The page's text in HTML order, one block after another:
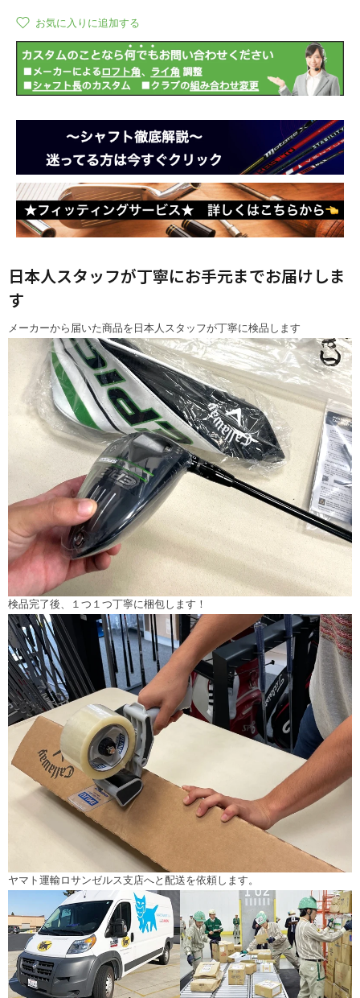
お気に入りに追加する
日本人スタッフが丁寧にお手元までお届けしま
す
メーカーから届いた商品を日本人スタッフが丁寧に検品します
検品完了後、１つ１つ丁寧に梱包します！
ヤマト運輸ロサンゼルス支店へと配送を依頼します。